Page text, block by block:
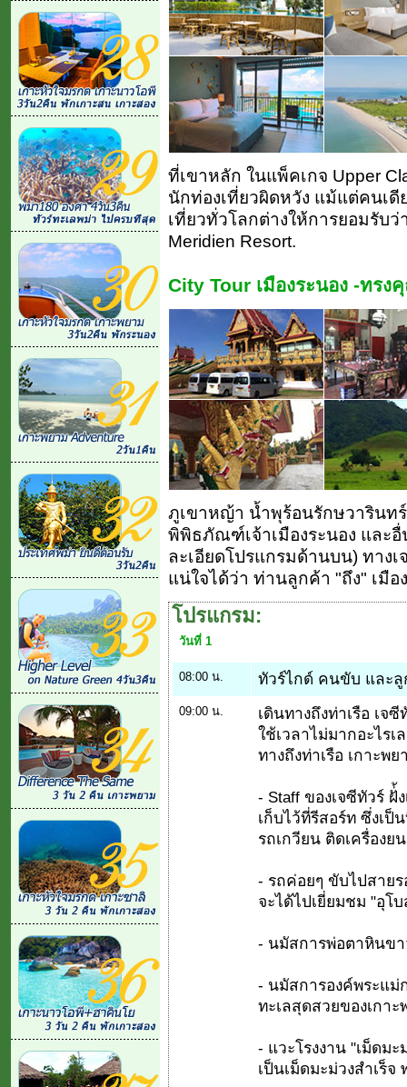
ที่เขาหลัก ในแพ็คเกจ Upper
นักท่องเที่ยวผิดหวัง แม้แต่คนเ
เที่ยวทั่วโลกต่างให้การยอมรับ
Meridien Resort.
City Tour เมืองระนอง -ทรง
ภูเขาหญ้า น้ำพุร้อนรักษวารินท
พิพิธภัณฑ์เจ้าเมืองระนอง และ
ละเอียดโปรแกรมด้านบน) ทาง
แน่ใจได้ว่า ท่านลูกค้า "ถึง" เมือ
โปรแกรม:
วันที่ 1
08:00 น. ทัวร์ไกด์ คนขับ และ
09:00 น.
เดินทางถึงท่าเรือ เจ
ใช้เวลาไม่มากอะไรเ
ทางถึงท่าเรือ เกาะพย
- Staff ของเจซีทัวร์
เก็บไว้ที่รีสอร์ท ซึ่งเ
รถเกวียน ติดเครื่องย
- รถค่อยๆ ขับไปสาย
จะได้ไปเยี่ยมชม "อุโ
- นมัสการพ่อตาหินข
- นมัสการองค์พระแ
ทะเลสุดสวยของเกา
- แวะโรงงาน "เม็ดม
เป็นเม็ดมะม่วงสำเร็จ